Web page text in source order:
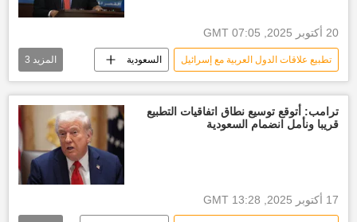
20 أكتوبر 2025, 07:05 GMT
تطبيع علاقات الدول العربية مع إسرائيل السعودية
الولايات المتحدة الأمريكية إسرائيل
العالم
المزيد 3
ترامب: أتوقع توسيع نطاق اتفاقيات التطبيع
قريبا ونأمل انضمام السعودية
17 أكتوبر 2025, 13:28 GMT